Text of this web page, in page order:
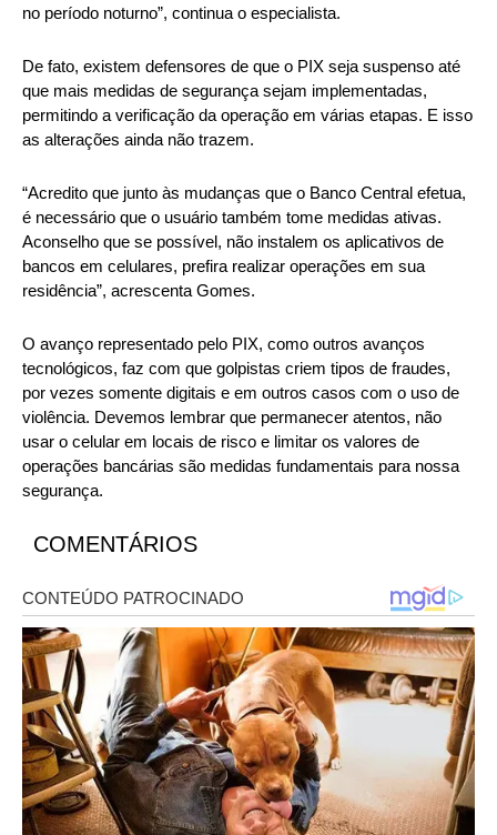
no período noturno”, continua o especialista.
De fato, existem defensores de que o PIX seja suspenso até
que mais medidas de segurança sejam implementadas,
permitindo a verificação da operação em várias etapas. E isso
as alterações ainda não trazem.
“Acredito que junto às mudanças que o Banco Central efetua,
é necessário que o usuário também tome medidas ativas.
Aconselho que se possível, não instalem os aplicativos de
bancos em celulares, prefira realizar operações em sua
residência”, acrescenta Gomes.
O avanço representado pelo PIX, como outros avanços
tecnológicos, faz com que golpistas criem tipos de fraudes,
por vezes somente digitais e em outros casos com o uso de
violência. Devemos lembrar que permanecer atentos, não
usar o celular em locais de risco e limitar os valores de
operações bancárias são medidas fundamentais para nossa
segurança.
COMENTÁRIOS